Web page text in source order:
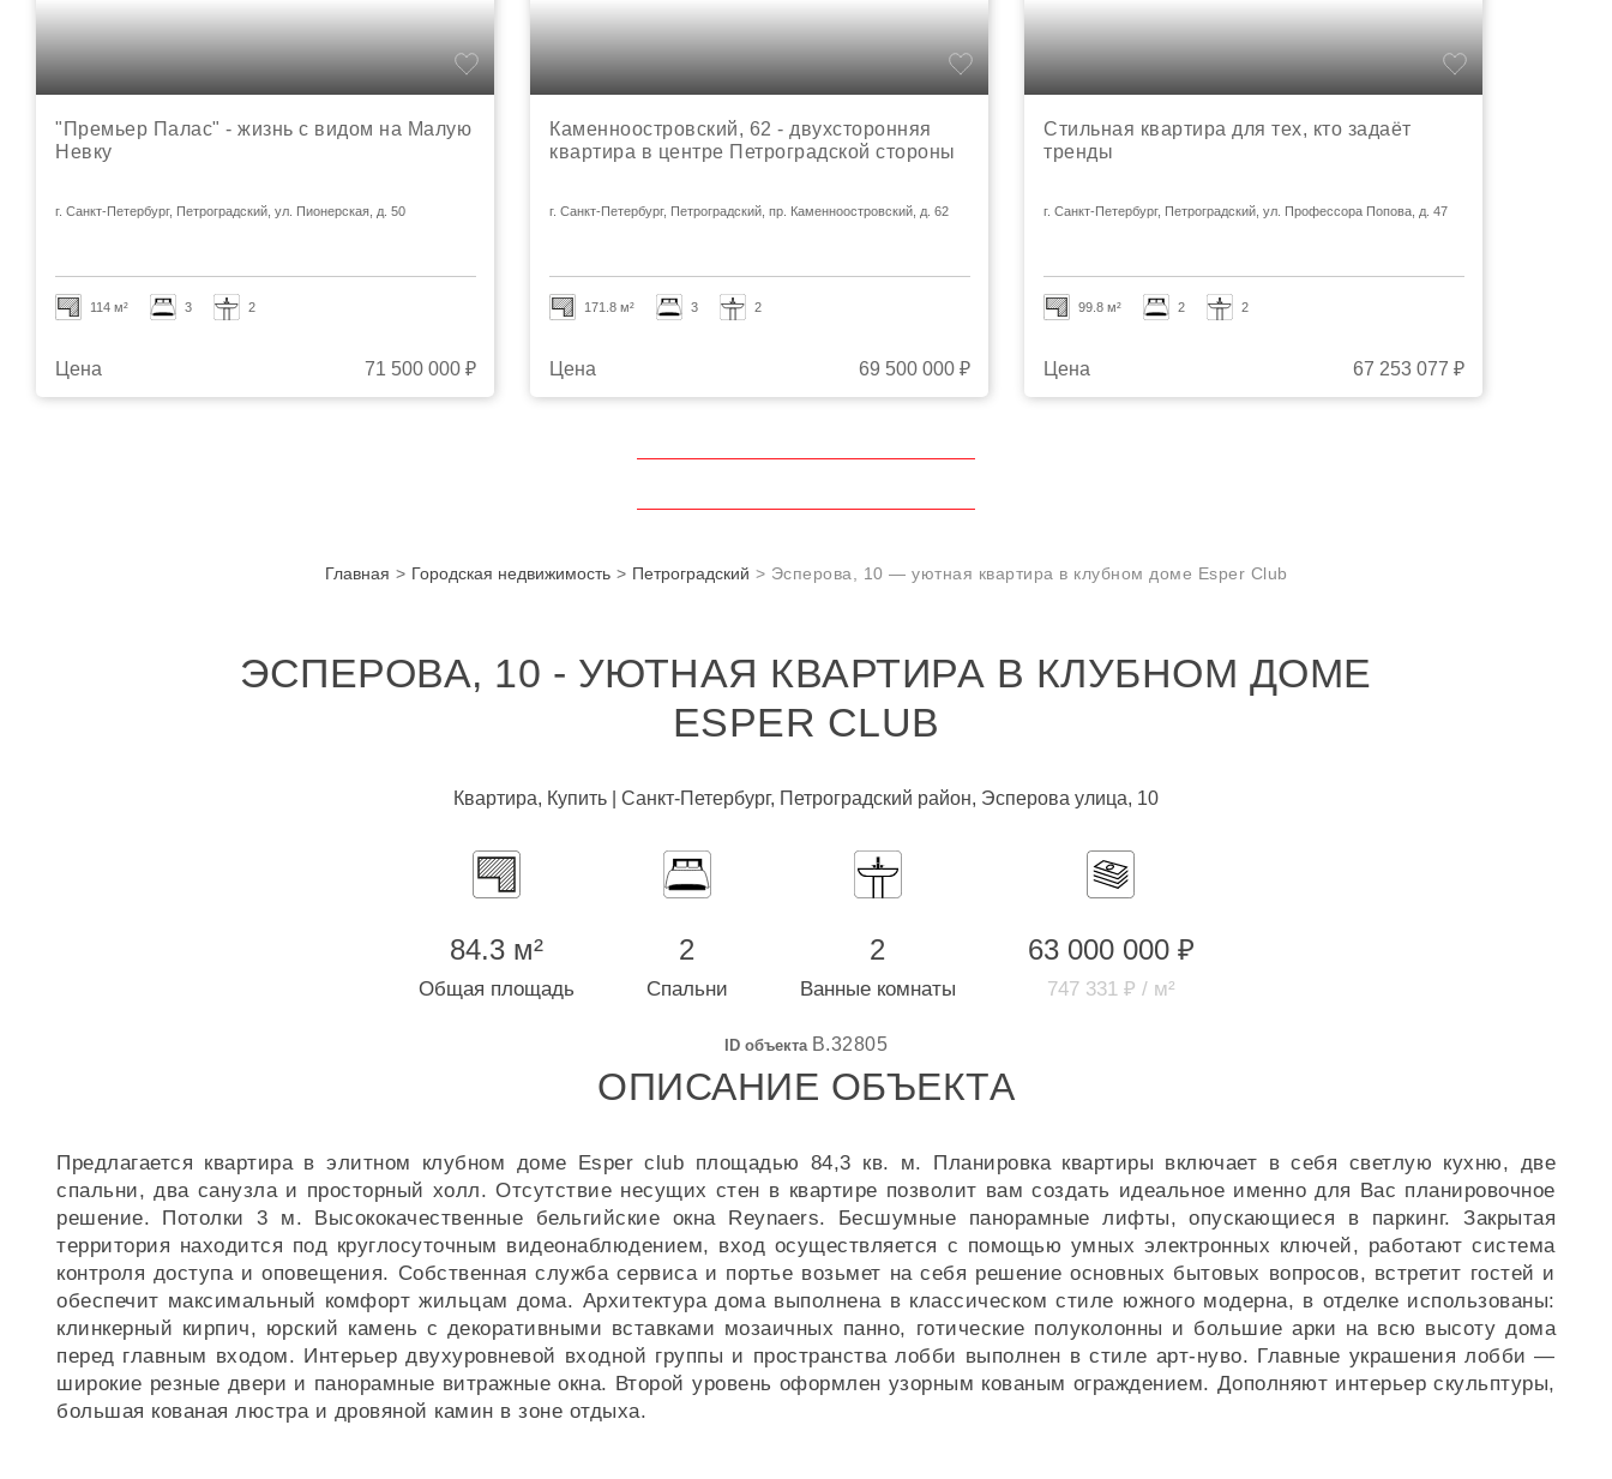
"Премьер Палас" - жизнь с видом на Малую
Невку
г. Санкт-Петербург, Петроградский, ул. Пионерская, д. 50
114 м² 3 2
Цена 71 500 000 ₽
Каменноостровский, 62 - двухсторонняя
квартира в центре Петроградской стороны
г. Санкт-Петербург, Петроградский, пр. Каменноостровский, д. 62
171.8 м² 3 2
Цена 69 500 000 ₽
Стильная квартира для тех, кто задаёт
тренды
г. Санкт-Петербург, Петроградский, ул. Профессора Попова, д. 47
99.8 м² 2 2
Цена 67 253 077 ₽
Главная Городская недвижимость Петроградский Эсперова, 10 — уютная квартира в клубном доме Esper Club
ЭСПЕРОВА, 10 - УЮТНАЯ КВАРТИРА В КЛУБНОМ ДОМЕ
ESPER CLUB
Квартира, Купить | Санкт-Петербург, Петроградский район, Эсперова улица, 10
84.3 м²
Общая площадь
2
Спальни
2
Ванные комнаты
63 000 000 ₽
747 331 ₽ / м²
ID объекта B.32805
ОПИСАНИЕ ОБЪЕКТА
Предлагается квартира в элитном клубном доме Esper club площадью 84,3 кв. м. Планировка квартиры включает в себя светлую кухню, две
спальни, два санузла и просторный холл. Отсутствие несущих стен в квартире позволит вам создать идеальное именно для Вас планировочное
решение. Потолки 3 м. Высококачественные бельгийские окна Reynaers. Бесшумные панорамные лифты, опускающиеся в паркинг. Закрытая
территория находится под круглосуточным видеонаблюдением, вход осуществляется с помощью умных электронных ключей, работают система
контроля доступа и оповещения. Собственная служба сервиса и портье возьмет на себя решение основных бытовых вопросов, встретит гостей и
обеспечит максимальный комфорт жильцам дома. Архитектура дома выполнена в классическом стиле южного модерна, в отделке использованы:
клинкерный кирпич, юрский камень с декоративными вставками мозаичных панно, готические полуколонны и большие арки на всю высоту дома
перед главным входом. Интерьер двухуровневой входной группы и пространства лобби выполнен в стиле арт-нуво. Главные украшения лобби —
широкие резные двери и панорамные витражные окна. Второй уровень оформлен узорным кованым ограждением. Дополняют интерьер скульптуры,
большая кованая люстра и дровяной камин в зоне отдыха.